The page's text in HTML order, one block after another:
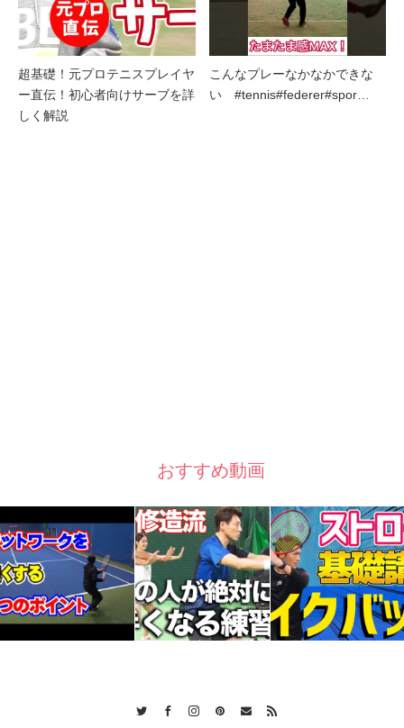
超基礎！元プロテニスプレイヤ
ー直伝！初心者向けサーブを詳
しく解説
こんなプレーなかなかできな
い #tennis#federer#spor…
おすすめ動画